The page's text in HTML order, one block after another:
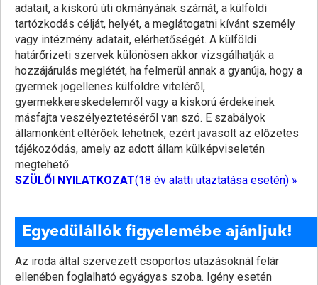
adatait, a kiskorú úti okmányának számát, a külföldi
tartózkodás célját, helyét, a meglátogatni kívánt személy
vagy intézmény adatait, elérhetőségét. A külföldi
határőrizeti szervek különösen akkor vizsgálhatják a
hozzájárulás meglétét, ha felmerül annak a gyanúja, hogy a
gyermek jogellenes külföldre viteléről,
gyermekkereskedelemről vagy a kiskorú érdekeinek
másfajta veszélyeztetéséről van szó. E szabályok
államonként eltérőek lehetnek, ezért javasolt az előzetes
tájékozódás, amely az adott állam külképviseletén
megtehető.
SZÜLŐI NYILATKOZAT(18 év alatti utaztatása esetén) »
Egyedülállók figyelemébe ajánljuk!
Az iroda által szervezett csoportos utazásoknál felár
ellenében foglalható egyágyas szoba. Igény esetén